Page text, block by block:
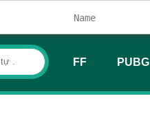
FF PUBG